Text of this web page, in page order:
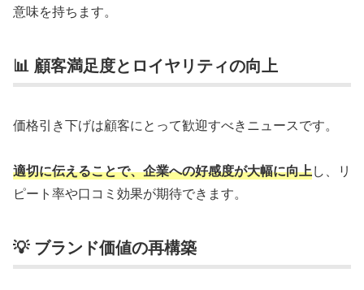
意味を持ちます。
📊 顧客満足度とロイヤリティの向上
価格引き下げは顧客にとって歓迎すべきニュースです。
適切に伝えることで、企業への好感度が大幅に向上し、リ
ピート率や口コミ効果が期待できます。
💡 ブランド価値の再構築